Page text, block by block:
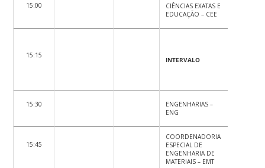
15:00
CIÊNCIAS EXATAS E
EDUCAÇÃO – CEE
15:15
INTERVALO
15:30
ENGENHARIAS –
ENG
15:45
COORDENADORIA
ESPECIAL DE
ENGENHARIA DE
MATERIAIS – EMT